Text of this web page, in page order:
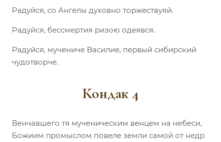
Радуйся, со Ангелы духовно торжествуяй.
Радуйся, бессмертия ризою одеявся.
Радуйся, мучениче Василие, первый сибирский
чудотворче.
Кондак 4
Венчавшего тя мученическим венцем на небеси,
Божиим промыслом повеле земли самой от недр